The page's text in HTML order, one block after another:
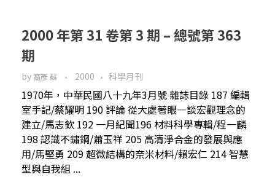
2000 年第 31 卷第 3 期 – 總號第 363
期
by 裔彥 蘇 2000 科學月刊
1970年，中華民國八十九年3月號 雜誌目錄 187 編輯
室手記/蔡耀明 190 評論 從大處著眼—談宏觀理念的
建立/馬志欽 192 一月紀聞196 材料科學專輯/程一麟
198 認識不鏽鋼/蕭玉祥 205 高清淨合金的發展與應
用/馬堅勇 209 超微結構的奈米材料/賴宏仁 214 智慧
型與自我組 ...